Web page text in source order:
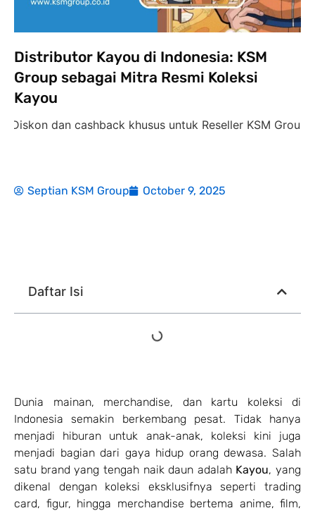
Distributor Kayou di Indonesia: KSM
Group sebagai Mitra Resmi Koleksi
Kayou
cashback khusus untuk Reseller KSM Group,diskon
Septian KSM Group October 9, 2025
Daftar Isi
Dunia mainan, merchandise, dan kartu koleksi di
Indonesia semakin berkembang pesat. Tidak hanya
menjadi hiburan untuk anak-anak, koleksi kini juga
menjadi bagian dari gaya hidup orang dewasa. Salah
satu brand yang tengah naik daun adalah Kayou, yang
dikenal dengan koleksi eksklusifnya seperti trading
card, figur, hingga merchandise bertema anime, film,